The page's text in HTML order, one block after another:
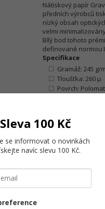
Nátiskový papír
předních výrobců
nízký obsah
velmi
Bílý bod tohoto
definované normou
Specifikace
Gramáž: 245 g/
Tloušťka: 260 µ
Povrch:
Vynikající pro
Velmi velký
Garantovaná
Hodnoty Lab
M0: L: 94,5 a: 0,0,
Certifikace
Sleva 100 Kč
se informovat o novinkách
navíc slevu 100 Kč.